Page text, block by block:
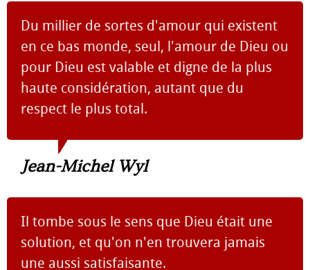
Du millier de sortes d'amour qui existent
en ce bas monde, seul, l'amour de Dieu ou
pour Dieu est valable et digne de la plus
haute considération, autant que du
respect le plus total.
Jean-Michel Wyl
Il tombe sous le sens que Dieu était une
solution, et qu'on n'en trouvera jamais
une aussi satisfaisante.